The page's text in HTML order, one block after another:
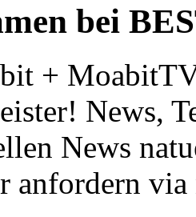
bei
+
News,
News
anfordern